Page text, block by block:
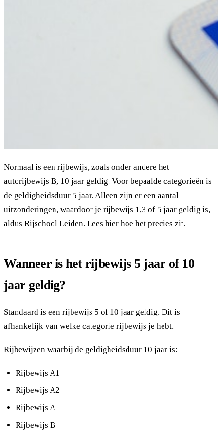
Normaal is een rijbewijs, zoals onder andere het
autorijbewijs B, 10 jaar geldig. Voor bepaalde categorieën is
de geldigheidsduur 5 jaar. Alleen zijn er een aantal
uitzonderingen, waardoor je rijbewijs 1,3 of 5 jaar geldig is,
aldus Rijschool Leiden. Lees hier hoe het precies zit.
Wanneer is het rijbewijs 5 jaar of 10
jaar geldig?
Standaard is een rijbewijs 5 of 10 jaar geldig. Dit is
afhankelijk van welke categorie rijbewijs je hebt.
Rijbewijzen waarbij de geldigheidsduur 10 jaar is:
Rijbewijs A1
Rijbewijs A2
Rijbewijs A
Rijbewijs B